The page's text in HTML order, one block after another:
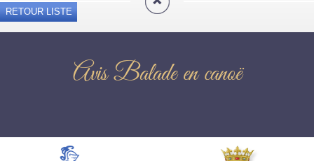
RETOUR LISTE
Avis Balade en canoë